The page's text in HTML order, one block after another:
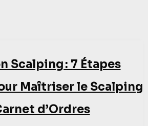
Scalping : 7 Étapes
Maîtriser le Scalping
d’Ordres